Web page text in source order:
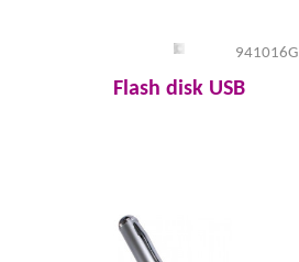
941016G
Flash disk USB